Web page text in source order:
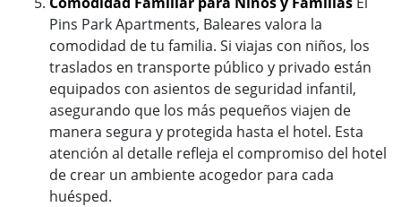
Pins Park Apartments, Baleares valora la
comodidad de tu familia. Si viajas con niños, los
traslados en transporte público y privado están
equipados con asientos de seguridad infantil,
asegurando que los más pequeños viajen de
manera segura y protegida hasta el hotel. Esta
atención al detalle refleja el compromiso del hotel
de crear un ambiente acogedor para cada
huésped.